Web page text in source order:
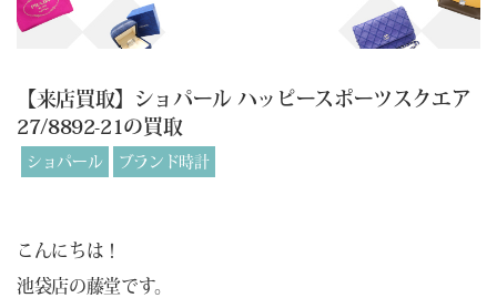
【来店買取】ショパール ハッピースポーツスクエア
27/8892-21の買取
ショパール ブランド時計
こんにちは！
池袋店の藤堂です。